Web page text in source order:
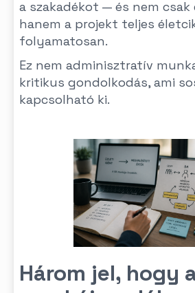
a szakadékot — és nem csak
hanem a projekt teljes
folyamatosan.
Ez nem adminisztratív
kritikus gondolkodás, ami
kapcsolható ki.
Három jel, hogy